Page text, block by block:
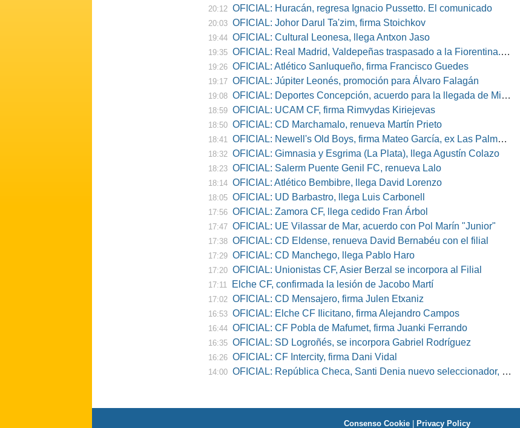
20:12 OFICIAL: Huracán, regresa Ignacio Pussetto. El comunicado
20:03 OFICIAL: Johor Darul Ta'zim, firma Stoichkov
19:44 OFICIAL: Cultural Leonesa, llega Antxon Jaso
19:35 OFICIAL: Real Madrid, Valdepeñas traspasado a la Fiorentina. El comunicado
19:26 OFICIAL: Atlético Sanluqueño, firma Francisco Guedes
19:17 OFICIAL: Júpiter Leonés, promoción para Álvaro Falagán
19:08 OFICIAL: Deportes Concepción, acuerdo para la llegada de Miguel Barbieri
18:59 OFICIAL: UCAM CF, firma Rimvydas Kiriejevas
18:50 OFICIAL: CD Marchamalo, renueva Martín Prieto
18:41 OFICIAL: Newell's Old Boys, firma Mateo García, ex Las Palmas, Osasuna o Alcorcón
18:32 OFICIAL: Gimnasia y Esgrima (La Plata), llega Agustín Colazo
18:23 OFICIAL: Salerm Puente Genil FC, renueva Lalo
18:14 OFICIAL: Atlético Bembibre, llega David Lorenzo
18:05 OFICIAL: UD Barbastro, llega Luis Carbonell
17:56 OFICIAL: Zamora CF, llega cedido Fran Árbol
17:47 OFICIAL: UE Vilassar de Mar, acuerdo con Pol Marín "Junior"
17:38 OFICIAL: CD Eldense, renueva David Bernabéu con el filial
17:29 OFICIAL: CD Manchego, llega Pablo Haro
17:20 OFICIAL: Unionistas CF, Asier Berzal se incorpora al Filial
17:11 Elche CF, confirmada la lesión de Jacobo Martí
17:02 OFICIAL: CD Mensajero, firma Julen Etxaniz
16:53 OFICIAL: Elche CF Ilicitano, firma Alejandro Campos
16:44 OFICIAL: CF Pobla de Mafumet, firma Juanki Ferrando
16:35 OFICIAL: SD Logroñés, se incorpora Gabriel Rodríguez
16:26 OFICIAL: CF Intercity, firma Dani Vidal
14:00 OFICIAL: República Checa, Santi Denia nuevo seleccionador, Pablo Amo su ayudante
Consenso Cookie| Privacy Policy